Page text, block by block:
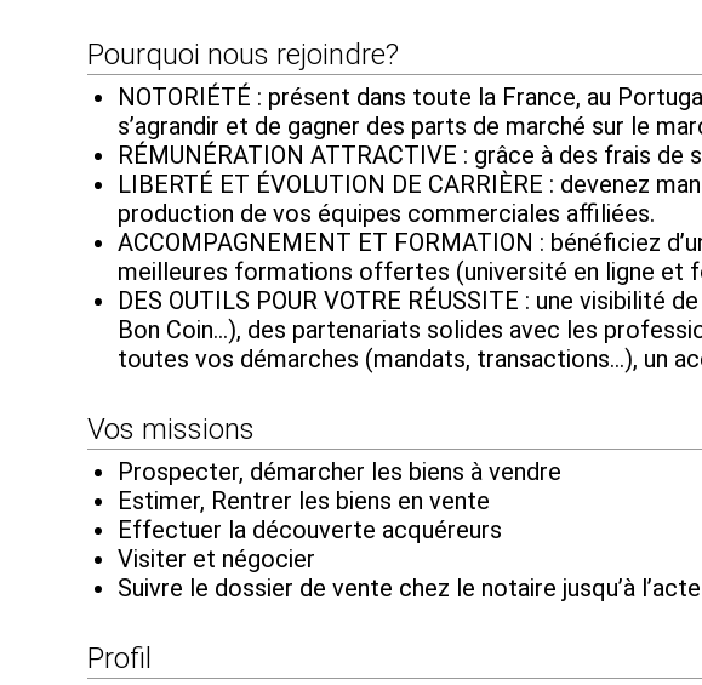
Pourquoi nous rejoindre?
NOTORIÉTÉ : présent dans toute la France, au
s’agrandir et de gagner des parts de marché sur le
RÉMUNÉRATION ATTRACTIVE : grâce à des frais
LIBERTÉ ET ÉVOLUTION DE CARRIÈRE : devenez
production de vos équipes commerciales affiliées.
ACCOMPAGNEMENT ET FORMATION : bénéficiez
meilleures formations offertes (université en ligne et
DES OUTILS POUR VOTRE RÉUSSITE : une
Bon Coin...), des partenariats solides avec les
toutes vos démarches (mandats, transactions…), un
Vos missions
Prospecter, démarcher les biens à vendre
Estimer, Rentrer les biens en vente
Effectuer la découverte acquéreurs
Visiter et négocier
Suivre le dossier de vente chez le notaire jusqu’à
Profil